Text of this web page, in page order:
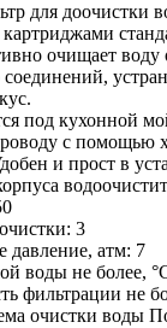
для доочистки
очищает воду
под кухонной
с помощью
и прост в
3
давление, атм: 7
воды не более,
фильтрации не
очистки воды